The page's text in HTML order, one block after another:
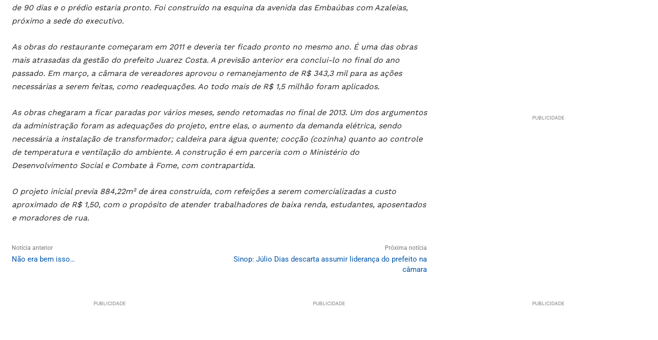
de 90 dias e o prédio estaria pronto. Foi construído na esquina da avenida das Embaúbas com Azaleias,
próximo a sede do executivo.
As obras do restaurante começaram em 2011 e deveria ter ficado pronto no mesmo ano. É uma das obras
mais atrasadas da gestão do prefeito Juarez Costa. A previsão anterior era conclui-lo no final do ano
passado. Em março, a câmara de vereadores aprovou o remanejamento de R$ 343,3 mil para as ações
necessárias a serem feitas, como readequações. Ao todo mais de R$ 1,5 milhão foram aplicados.
As obras chegaram a ficar paradas por vários meses, sendo retomadas no final de 2013. Um dos argumentos
da administração foram as adequações do projeto, entre elas, o aumento da demanda elétrica, sendo
necessária a instalação de transformador; caldeira para água quente; cocção (cozinha) quanto ao controle
de temperatura e ventilação do ambiente. A construção é em parceria com o Ministério do
Desenvolvimento Social e Combate à Fome, com contrapartida.
O projeto inicial previa 884,22m² de área construída, com refeições a serem comercializadas a custo
aproximado de R$ 1,50, com o propósito de atender trabalhadores de baixa renda, estudantes, aposentados
e moradores de rua.
Notícia anterior
Não era bem isso…
Próxima notícia
Sinop: Júlio Dias descarta assumir liderança do prefeito na
câmara
PUBLICIDADE
PUBLICIDADE PUBLICIDADE PUBLICIDADE